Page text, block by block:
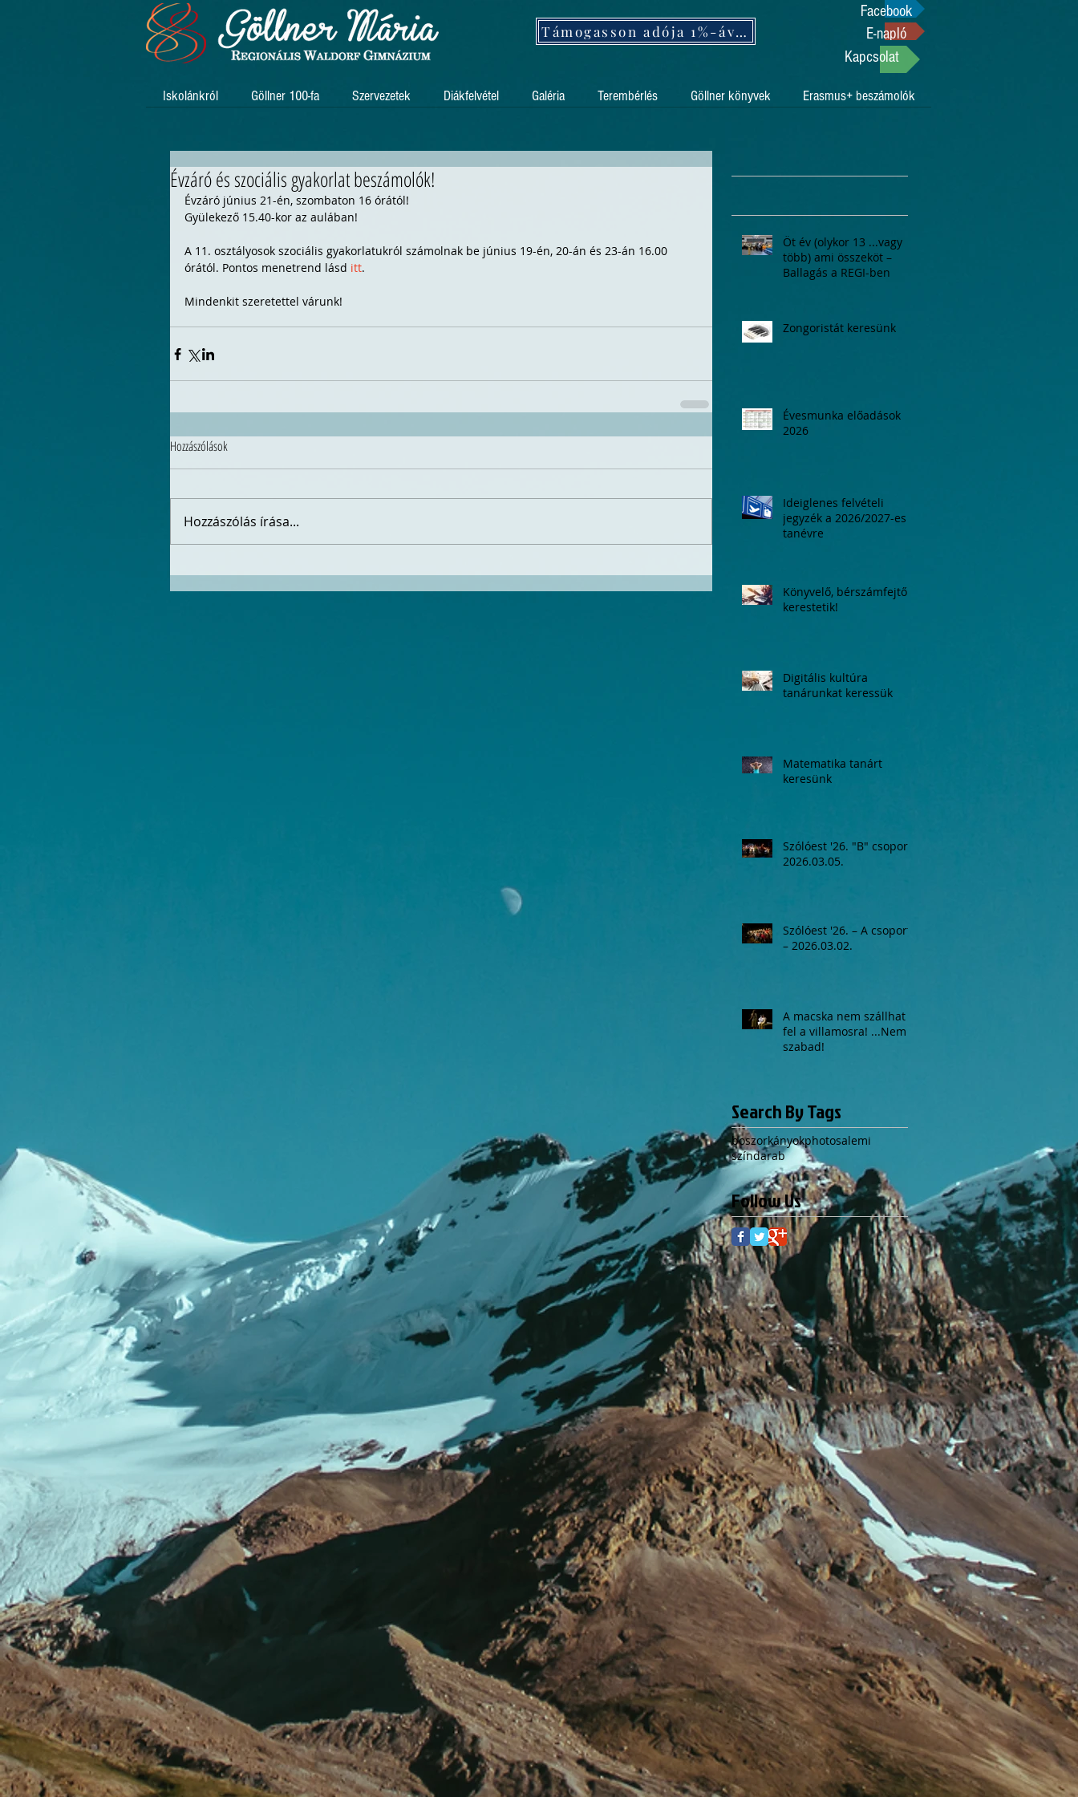
Támogasson adója 1%-ával!
Facebook
E-napló
Kapcsolat
Iskolánkról Göllner 100-fa Szervezetek Diákfelvétel Galéria Terembérlés Göllner könyvek Erasmus+ beszámolók
Évzáró és szociális gyakorlat beszámolók!
Évzáró június 21-én, szombaton 16 órától!
Gyülekező 15.40-kor az aulában!
A 11. osztályosok szociális gyakorlatukról számolnak be június 19-én, 20-án és 23-án 16.00
órától. Pontos menetrend lásd itt.
Mindenkit szeretettel várunk!
Hozzászólások
Hozzászólás írása...
Öt év (olykor 13 ...vagy
több) ami összeköt –
Ballagás a REGI-ben
Zongoristát keresünk
Évesmunka előadások
2026
Ideiglenes felvételi
jegyzék a 2026/2027-es
tanévre
Könyvelő, bérszámfejtő
kerestetik!
Digitális kultúra
tanárunkat keressük
Matematika tanárt
keresünk
Szólóest '26. "B" csoport,
2026.03.05.
Szólóest '26. – A csoport
– 2026.03.02.
A macska nem szállhat
fel a villamosra! ...Nem
szabad!
Search By Tags
boszorkányokphotosalemi
színdarab
Follow Us